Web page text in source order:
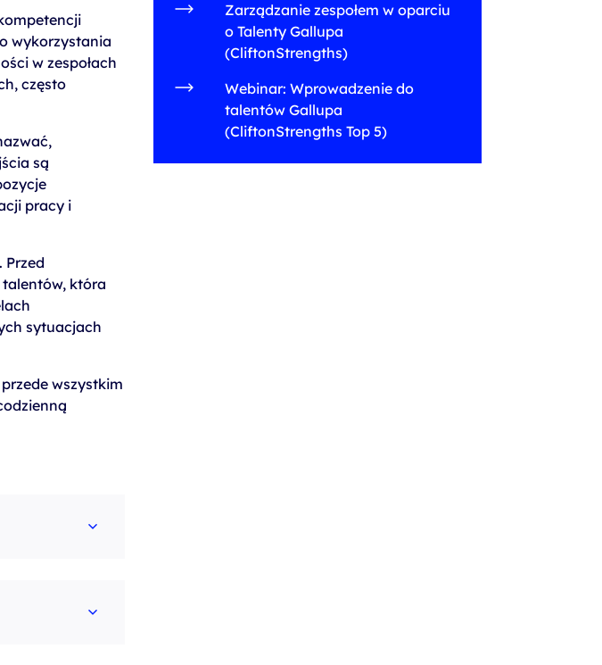
wykorzystania
w zespołach
często
są
pracy i
Przed
która
sytuacjach
wszystkim
Zarządzanie zespołem w oparciu
o Talenty Gallupa
(CliftonStrengths)
Webinar: Wprowadzenie do
talentów Gallupa
(CliftonStrengths Top 5)